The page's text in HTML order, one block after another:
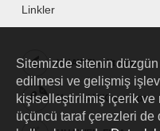
Linkler
HUAWEI eKit App
Huawei HiKnow App
Sitemizde sitenin düzgün
edilmesi ve gelişmiş
kişiselleştirilmiş içerik ve
üçüncü taraf çerezleri